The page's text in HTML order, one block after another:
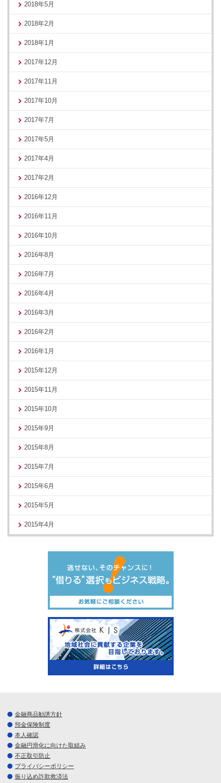
2018年5月
2018年2月
2018年1月
2017年12月
2017年11月
2017年10月
2017年7月
2017年5月
2017年4月
2017年2月
2016年12月
2016年11月
2016年10月
2016年8月
2016年7月
2016年4月
2016年3月
2016年2月
2016年1月
2015年12月
2015年11月
2015年10月
2015年9月
2015年8月
2015年7月
2015年6月
2015年5月
2015年4月
金融商品勧誘方針
預金保険制度
本人確認
金融円滑化に向けた取組み
不正取引防止
プライバシーポリシー
振り込め詐欺救済法